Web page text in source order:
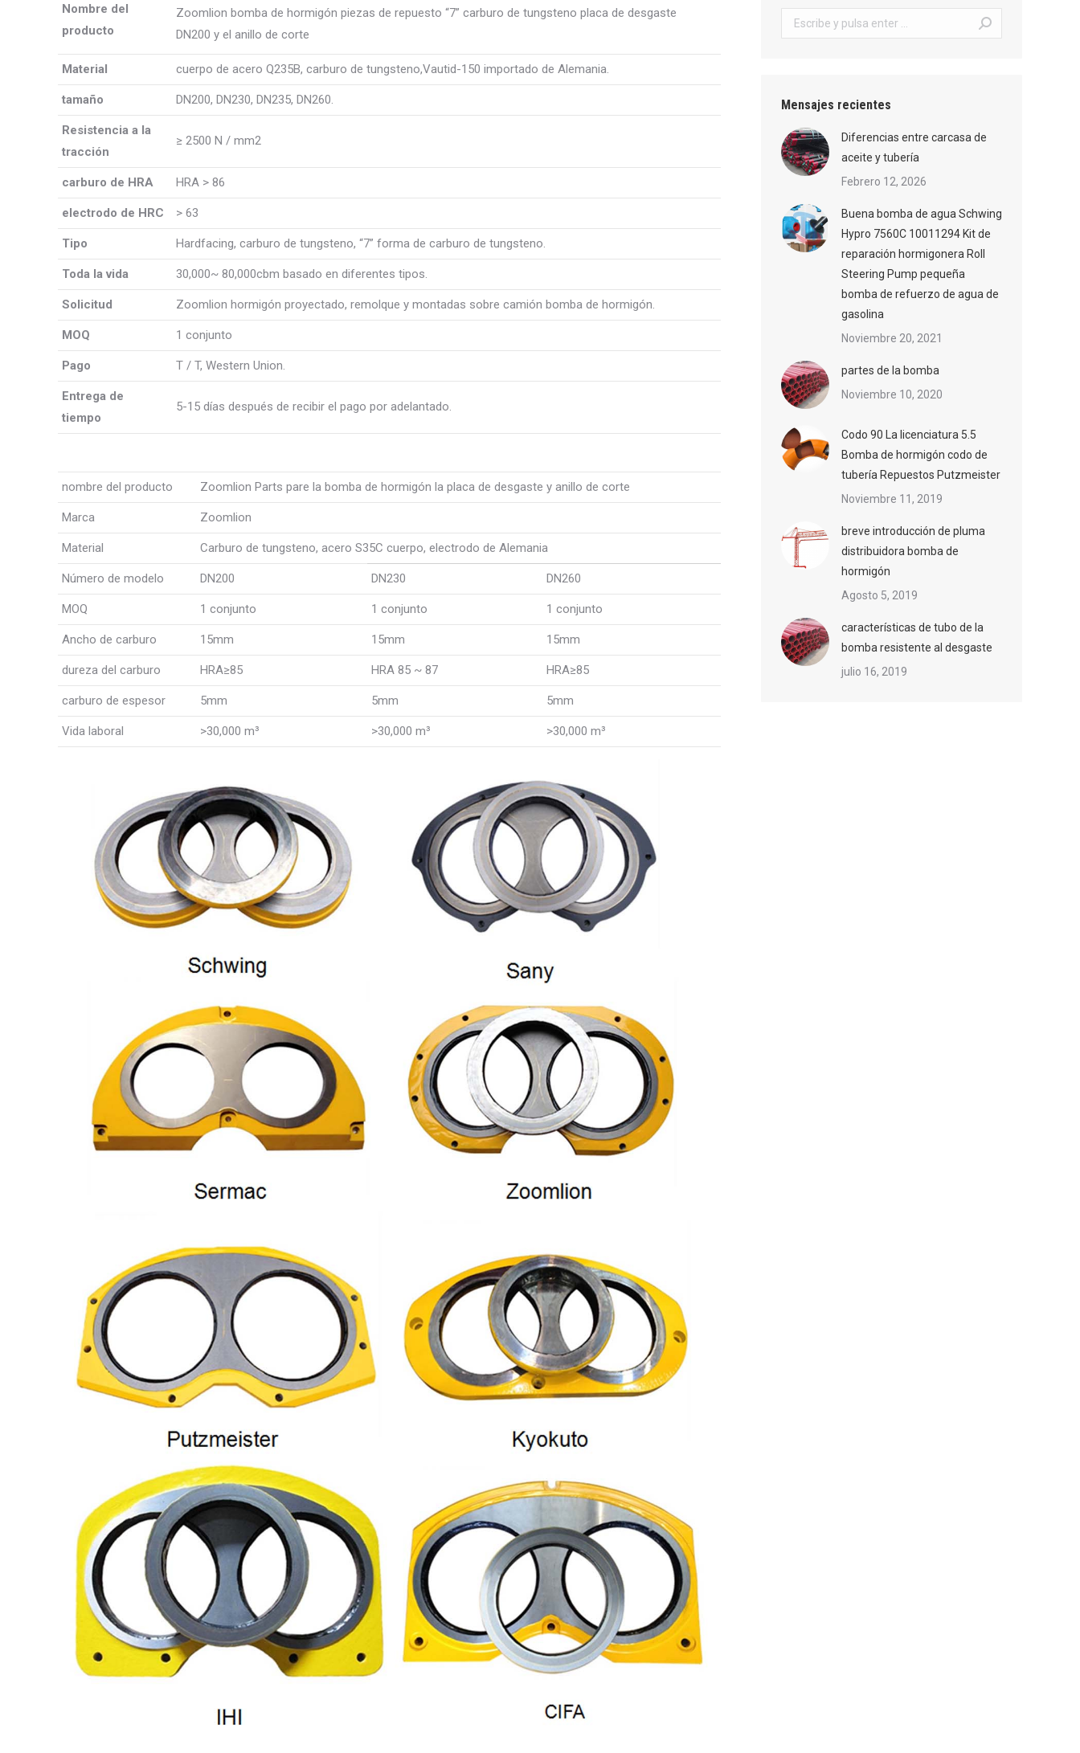
Nombre del
producto
Zoomlion bomba de hormigón piezas de repuesto “7” carburo de tungsteno placa de desgaste
DN200 y el anillo de corte
Material cuerpo de acero Q235B, carburo de tungsteno,Vautid-150 importado de Alemania.
tamaño DN200, DN230, DN235, DN260.
Resistencia a la
tracción
≥ 2500 N / mm2
carburo de HRA HRA > 86
electrodo de HRC > 63
Tipo Hardfacing, carburo de tungsteno, “7” forma de carburo de tungsteno.
Toda la vida 30,000~ 80,000cbm basado en diferentes tipos.
Solicitud Zoomlion hormigón proyectado, remolque y montadas sobre camión bomba de hormigón.
MOQ 1 conjunto
Pago T / T, Western Union.
Entrega de
tiempo
5-15 días después de recibir el pago por adelantado.
nombre del producto Zoomlion Parts pare la bomba de hormigón la placa de desgaste y anillo de corte
Marca Zoomlion
Material Carburo de tungsteno, acero S35C cuerpo, electrodo de Alemania
Número de modelo DN200 DN230 DN260
MOQ 1 conjunto 1 conjunto 1 conjunto
Ancho de carburo 15mm 15mm 15mm
dureza del carburo HRA≥85 HRA 85 ~ 87 HRA≥85
carburo de espesor 5mm 5mm 5mm
Vida laboral >30,000 m³ >30,000 m³ >30,000 m³
Buscar:
Mensajes recientes
Diferencias entre carcasa de
aceite y tubería
Febrero 12, 2026
Buena bomba de agua Schwing
Hypro 7560C 10011294 Kit de
reparación hormigonera Roll
Steering Pump pequeña
bomba de refuerzo de agua de
gasolina
Noviembre 20, 2021
partes de la bomba
Noviembre 10, 2020
Codo 90 La licenciatura 5.5
Bomba de hormigón codo de
tubería Repuestos Putzmeister
Noviembre 11, 2019
breve introducción de pluma
distribuidora bomba de
hormigón
Agosto 5, 2019
características de tubo de la
bomba resistente al desgaste
julio 16, 2019